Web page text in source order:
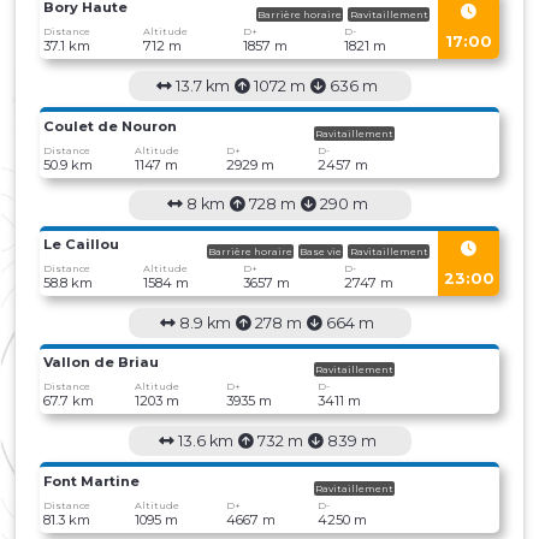
Bory Haute Barrière horaire
Ravitaillement
Distance
37.1 km
Altitude
712 m
D+
1857 m
D-
1821 m 17:00
13.7 km 1072 m 636 m
Coulet de Nouron
Ravitaillement
Distance
50.9 km
Altitude
1147 m
D+
2929 m
D-
2457 m
8 km 728 m 290 m
Le Caillou Barrière horaire Base vie
Ravitaillement
Distance
58.8 km
Altitude
1584 m
D+
3657 m
D-
2747 m 23:00
8.9 km 278 m 664 m
Vallon de Briau
Ravitaillement
Distance
67.7 km
Altitude
1203 m
D+
3935 m
D-
3411 m
13.6 km 732 m 839 m
Font Martine
Ravitaillement
Distance
81.3 km
Altitude
1095 m
D+
4667 m
D-
4250 m